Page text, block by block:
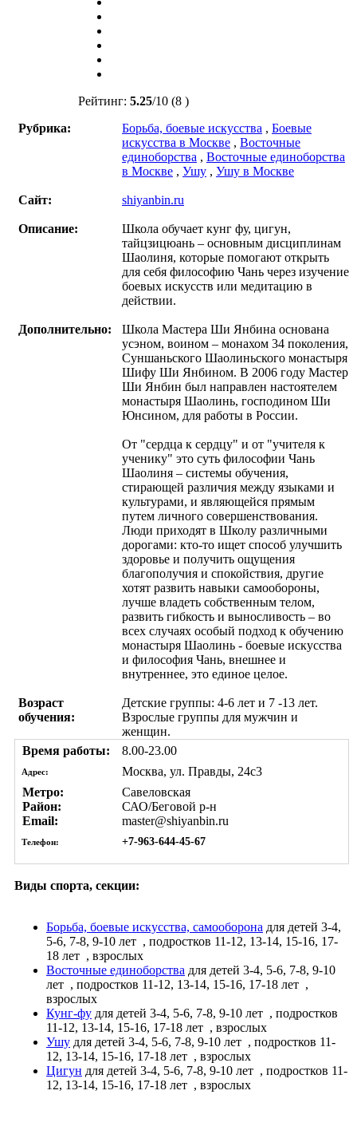
Рейтинг: 5.25/10 (8 )
Рубрика:
Борьба, боевые искусства , Боевые
искусства в Москве , Восточные
единоборства , Восточные единоборства
в Москве , Ушу , Ушу в Москве
Сайт: shiyanbin.ru
Описание:
Школа обучает кунг фу, цигун,
тайцзицюань – основным дисциплинам
Шаолиня, которые помогают открыть
для себя философию Чань через изучение
боевых искусств или медитацию в
действии.
Дополнительно:
Школа Мастера Ши Янбина основана
усэном, воином – монахом 34 поколения,
Суншаньского Шаолиньского монастыря
Шифу Ши Янбином. В 2006 году Мастер
Ши Янбин был направлен настоятелем
монастыря Шаолинь, господином Ши
Юнсином, для работы в России.
От "сердца к сердцу" и от "учителя к
ученику" это суть философии Чань
Шаолиня – системы обучения,
стирающей различия между языками и
культурами, и являющейся прямым
путем личного совершенствования.
Люди приходят в Школу различными
дорогами: кто-то ищет способ улучшить
здоровье и получить ощущения
благополучия и спокойствия, другие
хотят развить навыки самообороны,
лучше владеть собственным телом,
развить гибкость и выносливость – во
всех случаях особый подход к обучению
монастыря Шаолинь - боевые искусства
и философия Чань, внешнее и
внутреннее, это единое целое.
Возраст
обучения:
Детские группы: 4-6 лет и 7 -13 лет.
Взрослые группы для мужчин и
женщин.
Время работы:
8.00-23.00
Адрес:
Москва, ул. Правды, 24с3
Метро:
Савеловская
Район:
САО/Беговой р-н
Email:
master@shiyanbin.ru
Телефон: +7-963-644-45-67
Виды спорта, секции:
Борьба, боевые искусства, самооборона для детей 3-4,
5-6, 7-8, 9-10 лет , подростков 11-12, 13-14, 15-16, 17-
18 лет , взрослых
Восточные единоборства для детей 3-4, 5-6, 7-8, 9-10
лет , подростков 11-12, 13-14, 15-16, 17-18 лет ,
взрослых
Кунг-фу для детей 3-4, 5-6, 7-8, 9-10 лет , подростков
11-12, 13-14, 15-16, 17-18 лет , взрослых
Ушу для детей 3-4, 5-6, 7-8, 9-10 лет , подростков 11-
12, 13-14, 15-16, 17-18 лет , взрослых
Цигун для детей 3-4, 5-6, 7-8, 9-10 лет , подростков 11-
12, 13-14, 15-16, 17-18 лет , взрослых